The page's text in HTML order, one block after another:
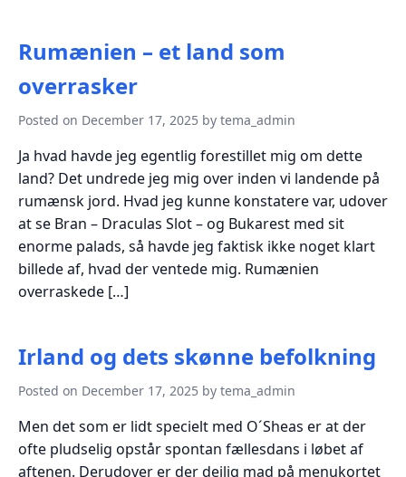
Rumænien – et land som
overrasker
Posted on December 17, 2025 by tema_admin
Ja hvad havde jeg egentlig forestillet mig om dette
land? Det undrede jeg mig over inden vi landende på
rumænsk jord. Hvad jeg kunne konstatere var, udover
at se Bran – Draculas Slot – og Bukarest med sit
enorme palads, så havde jeg faktisk ikke noget klart
billede af, hvad der ventede mig. Rumænien
overraskede […]
Irland og dets skønne befolkning
Posted on December 17, 2025 by tema_admin
Men det som er lidt specielt med O´Sheas er at der
ofte pludselig opstår spontan fællesdans i løbet af
aftenen. Derudover er der dejlig mad på menukortet